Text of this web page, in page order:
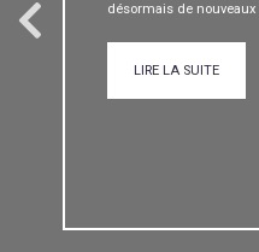
désormais de
LIRE LA SUITE